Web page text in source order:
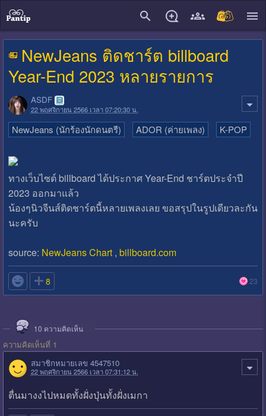
NewJeans ติดชาร์ต billboard
Year-End 2023 หลายรายการ
ASDF
22 พฤศจิกายน 2566 เวลา 07:20:30 น.
NewJeans (นักร้องนักดนตรี) ADOR (ค่ายเพลง) K-POP
ทางเว็บไซต์ billboard ได้ประกาศ Year-End ชาร์ตประจำปี
2023 ออกมาแล้ว
น้องๆนิวจีนส์ติดชาร์ตนี้หลายเพลงเลย ขอสรุปในรูปเดียวละกัน
นะครับ
source: NewJeans Chart, billboard.com
 8 23
10 ความคิดเห็น
ความคิดเห็นที่ 1
สมาชิกหมายเลข 4547510
22 พฤศจิกายน 2566 เวลา 07:31:12 น.
ตื่นมางงไปหมดทั้งฝั่งปุ่นทั้งฝั่งเมกา
close